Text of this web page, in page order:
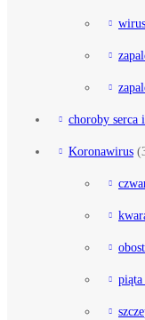
choroby serca
Koronawirus